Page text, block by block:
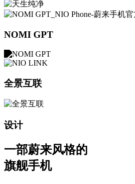
NOMI GPT
全景互联
设计
一部蔚来风格的
旗舰手机